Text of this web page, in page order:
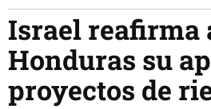
Israel reafirma
Honduras su
proyectos de